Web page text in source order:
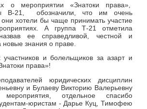
о мероприятии «Знатоки права»,
В-21, обозначили, что им очень
они хотели бы чаще принимать участие
А группа Т-21 отметила
ее справедливой, честной и
новые знания о праве.
участников и болельщиков за азарт и
права»!
юридических дисциплин
и Булаеву Викторию Валерьевну
мероприятия, отдельное спасибо
юристам - Дарье Куц, Тимофею